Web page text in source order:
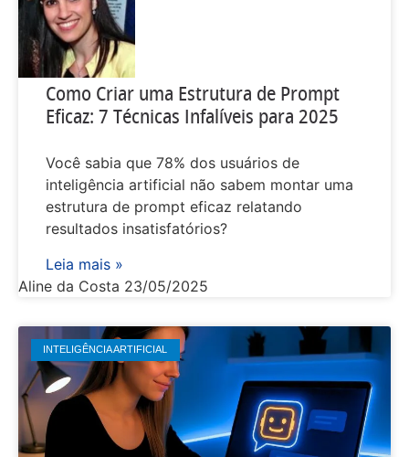
Como Criar uma Estrutura de Prompt
Eficaz: 7 Técnicas Infalíveis para 2025
Você sabia que 78% dos usuários de
inteligência artificial não sabem montar uma
estrutura de prompt eficaz relatando
resultados insatisfatórios?
Leia mais »
Aline da Costa 23/05/2025
INTELIGÊNCIA ARTIFICIAL